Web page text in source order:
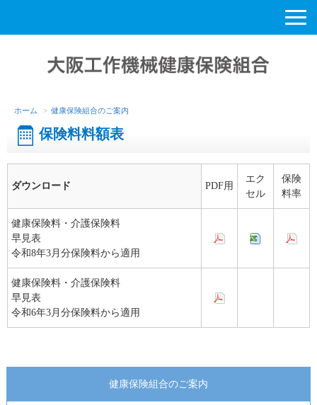
ホーム 健康保険組合のご案内
保険料料額表
ダウンロード PDF用
エク
セル
保険
料率
健康保険料・介護保険料
早見表
令和8年3月分保険料から適用
健康保険料・介護保険料
早見表
令和6年3月分保険料から適用
健康保険組合のご案内